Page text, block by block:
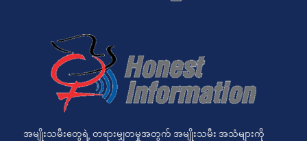
အမျိုးသမီးတွေရဲ့ တရားမျှတမှုအတွက် အမျိုးသမီး အသံများကို